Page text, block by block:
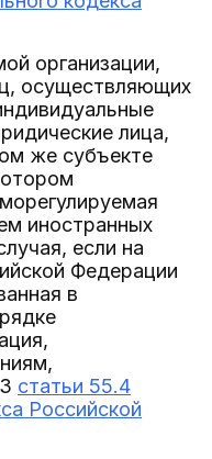
организации,
осуществляющих
лица,
же субъекте
иностранных
если на
Федерации
в
статьи 55.4
Российской